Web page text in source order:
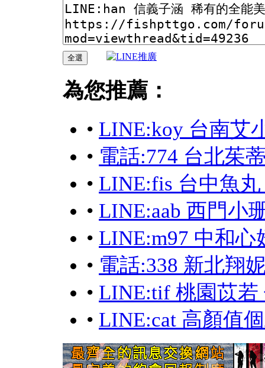
為您推薦：
• LINE:koy 台南艾
• 電話:774 台北茱
• LINE:fis 台中魚
• LINE:aab 西門小
• LINE:m97 中和心
• 電話:338 新北翔
• LINE:tif 桃園苡若
• LINE:cat 高顏值